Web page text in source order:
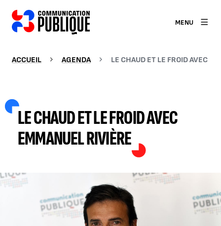
MENU
ACCUEIL AGENDA LE CHAUD ET LE FROID AVEC
LE CHAUD ET LE FROID AVEC
EMMANUEL RIVIÈRE
AGRANDIR L'IMAGE